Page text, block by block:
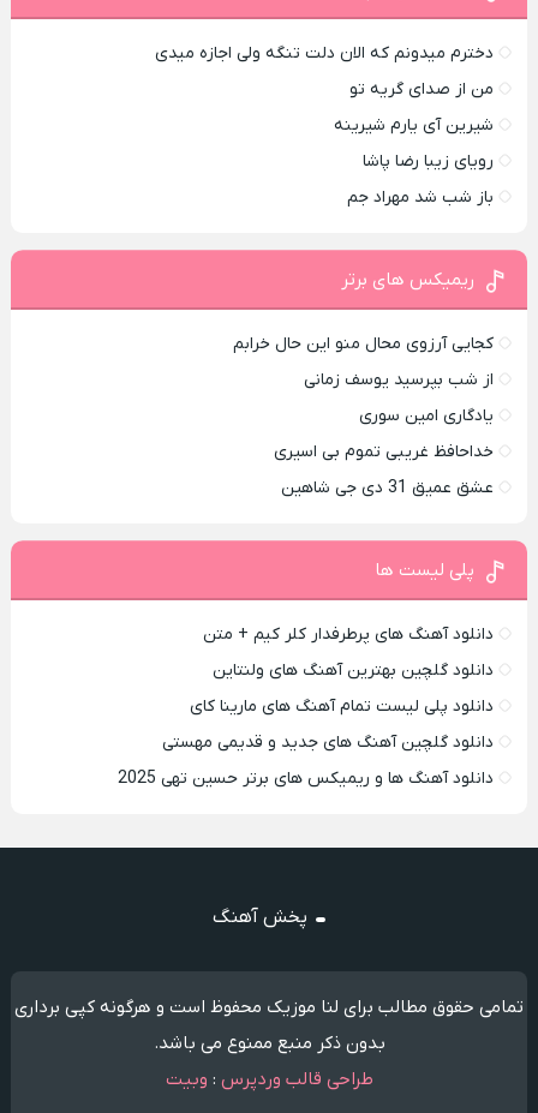
دخترم میدونم که الان دلت تنگه ولی اجازه میدی
من از صدای گريه تو
شیرین آی یارم شیرینه
رویای زیبا رضا پاشا
باز شب شد مهراد جم
ریمیکس های برتر
کجایی آرزوی محال منو این حال خرابم
از شب بپرسید یوسف زمانی
یادگاری امین سوری
خداحافظ غریبی تموم بی اسیری
عشق عمیق 31 دی جی شاهین
پلی لیست ها
دانلود آهنگ های پرطرفدار کلر کیم + متن
دانلود گلچین بهترین آهنگ های ولنتاین
دانلود پلی لیست تمام آهنگ های مارینا کای
دانلود گلچین آهنگ های جدید و قدیمی مهستی
دانلود آهنگ ها و ریمیکس های برتر حسین تهی 2025
پخش آهنگ
تمامی حقوق مطالب برای لنا موزیک محفوظ است و هرگونه کپی برداری
بدون ذکر منبع ممنوع می باشد.
طراحی قالب وردپرس : وبیت